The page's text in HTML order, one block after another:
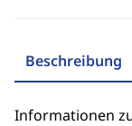
Beschreibung
Informationen